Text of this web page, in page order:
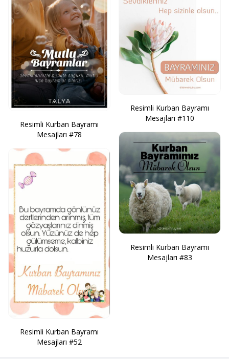
Resimli Kurban Bayramı
Mesajları #78
Resimli Kurban Bayramı
Mesajları #52
Resimli Kurban Bayramı
Mesajları #110
Resimli Kurban Bayramı
Mesajları #83